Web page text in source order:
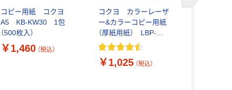
コピー用紙 コクヨ
A5 KB-KW30 1包
（500枚入）
￥1,460 （税込）
コクヨ カラーレーザ
ー&カラーコピー用紙
（厚紙用紙） LBP-
F32 B5 1冊（100枚
￥1,025 （税込）
次のスライド